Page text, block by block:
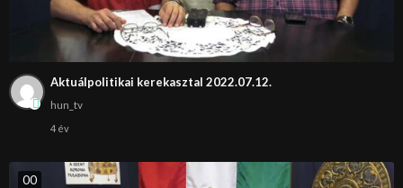
Aktuálpolitikai kerekasztal 2022.07.12.
hun_tv
4 év
00